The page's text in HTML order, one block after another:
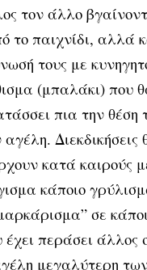
τον άλλο
το παιχνίδι, αλλά
τους με
(μπαλάκι) που
πια την θέση
αγέλη. Διεκδικήσεις
κατά καιρούς
κάποιο
σε
έχει περάσει άλλος
μεγαλύτερη